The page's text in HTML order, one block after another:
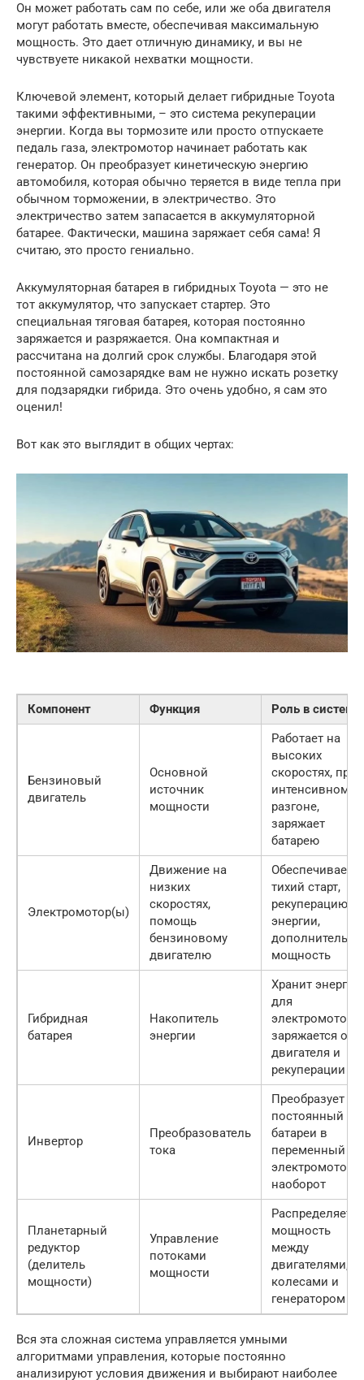
Он может работать сам по себе, или же оба двигателя
могут работать вместе, обеспечивая максимальную
мощность. Это дает отличную динамику, и вы не
чувствуете никакой нехватки мощности.
Ключевой элемент, который делает гибридные Toyota
такими эффективными, – это система рекуперации
энергии. Когда вы тормозите или просто отпускаете
педаль газа, электромотор начинает работать как
генератор. Он преобразует кинетическую энергию
автомобиля, которая обычно теряется в виде тепла при
обычном торможении, в электричество. Это
электричество затем запасается в аккумуляторной
батарее. Фактически, машина заряжает себя сама! Я
считаю, это просто гениально.
Аккумуляторная батарея в гибридных Toyota — это не
тот аккумулятор, что запускает стартер. Это
специальная тяговая батарея, которая постоянно
заряжается и разряжается. Она компактная и
рассчитана на долгий срок службы. Благодаря этой
постоянной самозарядке вам не нужно искать розетку
для подзарядки гибрида. Это очень удобно, я сам это
оценил!
Вот как это выглядит в общих чертах:
Компонент Функция Роль в системе
Бензиновый
двигатель
Основной
источник
мощности
Работает на
высоких
скоростях, при
интенсивном
разгоне,
заряжает
батарею
Электромотор(ы)
Движение на
низких
скоростях,
помощь
бензиновому
двигателю
Обеспечивает
тихий старт,
рекуперацию
энергии,
мощность
Гибридная
батарея
Накопитель
энергии
Хранит энергию
для
электромотора,
заряжается от
двигателя и
рекуперации
Инвертор
Преобразователь
тока
Преобразует
постоянный
батареи в
переменный
электромотора
наоборот
Планетарный
редуктор
(делитель
мощности)
Управление
потоками
мощности
Распределяет
мощность
между
двигателями,
колесами и
генератором
Вся эта сложная система управляется умными
алгоритмами управления, которые постоянно
анализируют условия движения и выбирают наиболее